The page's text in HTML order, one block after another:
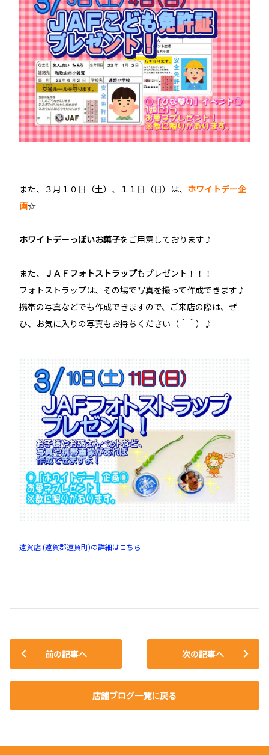
また、３月１０日（土）、１１日（日）は、 ホワイトデー企
画☆
ホワイトデーっぽいお菓子をご用意しております♪
また、 ＪＡＦフォトストラップもプレゼント！！！
フォトストラップは、その場で写真を撮って作成できます♪
携帯の写真などでも作成できますので、ご来店の際は、ぜ
ひ、お気に入りの写真もお持ちください（＾＾）♪
遠賀店 (遠賀郡遠賀町)の詳細はこちら
前の記事へ
店舗ブログ一覧に戻る
次の記事へ